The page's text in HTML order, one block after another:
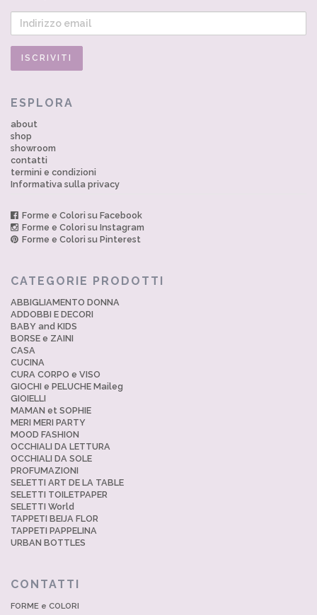
ESPLORA
about
shop
showroom
contatti
termini e condizioni
Informativa sulla privacy
Forme e Colori su Facebook
Forme e Colori su Instagram
Forme e Colori su Pinterest
CATEGORIE PRODOTTI
ABBIGLIAMENTO DONNA
ADDOBBI E DECORI
BABY and KIDS
BORSE e ZAINI
CASA
CUCINA
CURA CORPO e VISO
GIOCHI e PELUCHE Maileg
GIOIELLI
MAMAN et SOPHIE
MERI MERI PARTY
MOOD FASHION
OCCHIALI DA LETTURA
OCCHIALI DA SOLE
PROFUMAZIONI
SELETTI ART DE LA TABLE
SELETTI TOILETPAPER
SELETTI World
TAPPETI BEIJA FLOR
TAPPETI PAPPELINA
URBAN BOTTLES
CONTATTI
FORME e COLORI